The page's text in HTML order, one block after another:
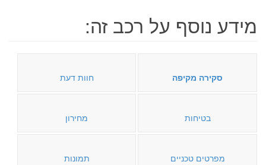
מידע נוסף על רכב זה:
סקירה מקיפה חוות דעת
בטיחות מחירון
מפרטים טכניים תמונות